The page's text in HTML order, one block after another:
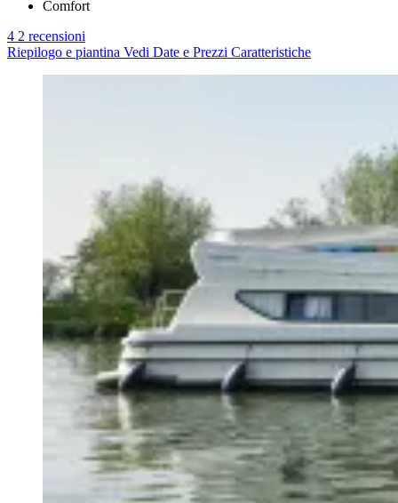
Comfort
4 2 recensioni
Riepilogo e piantina Vedi Date e Prezzi Caratteristiche